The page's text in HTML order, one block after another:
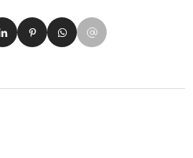
Facebook
su Xsu LinkedIn
Condividi su Pinterest
Condividi su WhatsApp
Condividi su Email